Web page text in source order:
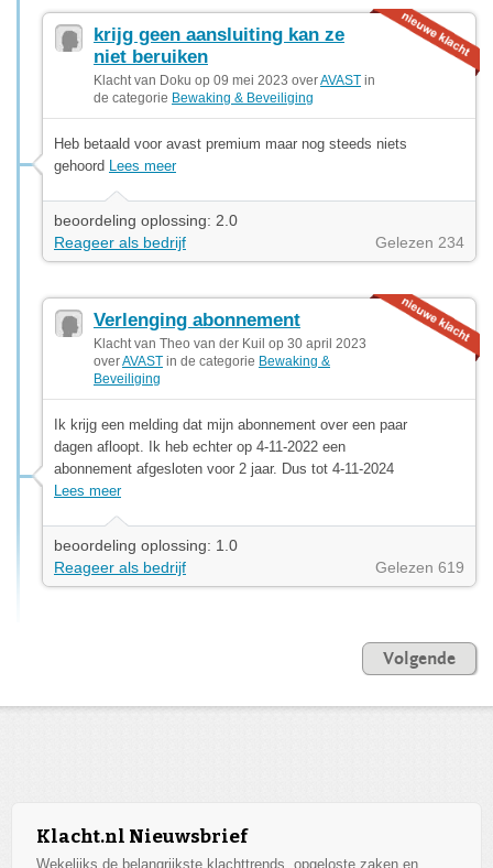
krijg geen aansluiting kan ze
niet beruiken
Klacht van Doku op 09 mei 2023 overAVAST in
de categorie Bewaking & Beveiliging
Heb betaald voor avast premium maar nog steeds niets
gehoord Lees meer
beoordeling oplossing: 2.0
Reageer als bedrijf
Gelezen 234
Verlenging abonnement
Klacht van Theo van der Kuil op 30 april 2023
overAVAST in de categorie Bewaking &
Beveiliging
Ik krijg een melding dat mijn abonnement over een paar
dagen afloopt. Ik heb echter op 4-11-2022 een
abonnement afgesloten voor 2 jaar. Dus tot 4-11-2024
Lees meer
beoordeling oplossing: 1.0
Reageer als bedrijf
Gelezen 619
Volgende
Klacht.nl Nieuwsbrief
Wekelijks de belangrijkste klachttrends, opgeloste zaken en